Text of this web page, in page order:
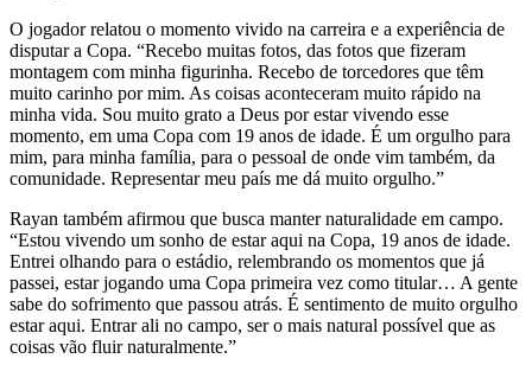
O jogador relatou o momento vivido na carreira e a experiência de
disputar a Copa. “Recebo muitas fotos, das fotos que fizeram
montagem com minha figurinha. Recebo de torcedores que têm
muito carinho por mim. As coisas aconteceram muito rápido na
minha vida. Sou muito grato a Deus por estar vivendo esse
momento, em uma Copa com 19 anos de idade. É um orgulho para
mim, para minha família, para o pessoal de onde vim também, da
comunidade. Representar meu país me dá muito orgulho.”
Rayan também afirmou que busca manter naturalidade em campo.
“Estou vivendo um sonho de estar aqui na Copa, 19 anos de idade.
Entrei olhando para o estádio, relembrando os momentos que já
passei, estar jogando uma Copa primeira vez como titular… A gente
sabe do sofrimento que passou atrás. É sentimento de muito orgulho
estar aqui. Entrar ali no campo, ser o mais natural possível que as
coisas vão fluir naturalmente.”